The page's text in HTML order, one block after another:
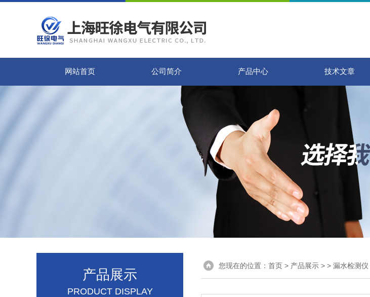
网站首页 公司简介 产品中心 技术文章
产品展示
PRODUCT DISPLAY
您现在的位置： 首页 > 产品展示 > > 漏水检测仪